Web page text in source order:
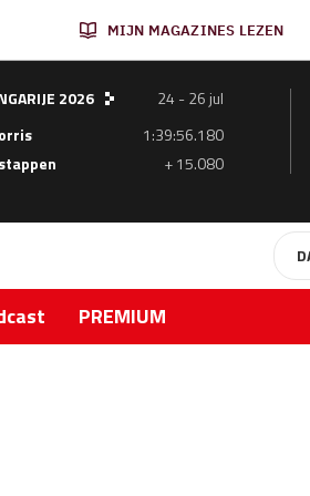
MIJN MAGAZINES LEZEN
2026
24 - 26 jul
1:39:56.180
+ 15.080
PREMIUM